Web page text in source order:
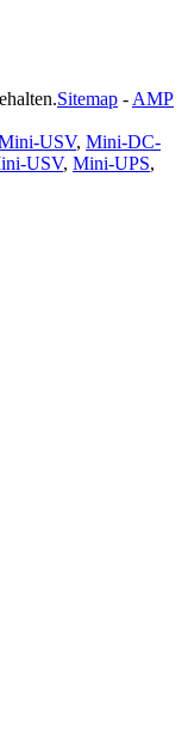
Sitemap - AMP
USV, Mini-DC-
USV, Mini-UPS,